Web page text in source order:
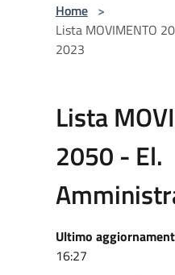
Home >
Lista MOVIMENTO
2023
Lista
2050 - El.
Ultimo
16:27